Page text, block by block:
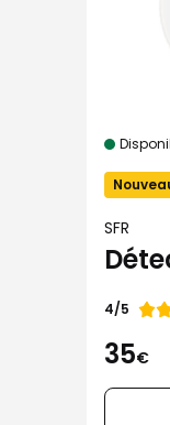
SFR
Note
4/5
35€